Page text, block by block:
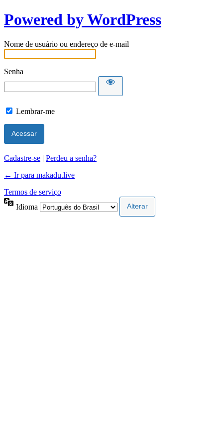
Powered by WordPress
Nome de usuário ou endereço de e-mail
Senha
Lembrar-me
Cadastre-se | Perdeu a senha?
← Ir para makadu.live
Termos de serviço
Idioma